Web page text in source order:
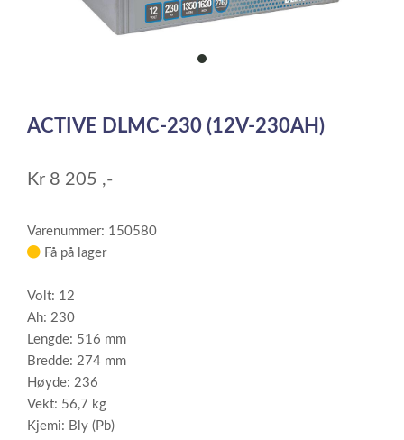
item
of
ACTIVE DLMC-230 (12V-230AH)
Kr 8 205 ,-
Varenummer: 150580
Få på lager
Volt: 12
Ah: 230
Lengde: 516 mm
Bredde: 274 mm
Høyde: 236
Vekt: 56,7 kg
Kjemi: Bly (Pb)